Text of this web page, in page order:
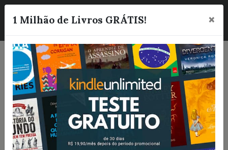
☰
1 Milhão de Livros GRÁTIS! ×